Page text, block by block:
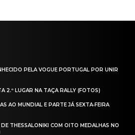
PELA VOGUE PORTUGAL POR UNIR
2.º LUGAR NA TAÇA RALLY (FOTOS)
AO MUNDIAL E PARTE JÁ SEXTA‑FEIRA
DE THESSALONIKI COM OITO MEDALHAS NO